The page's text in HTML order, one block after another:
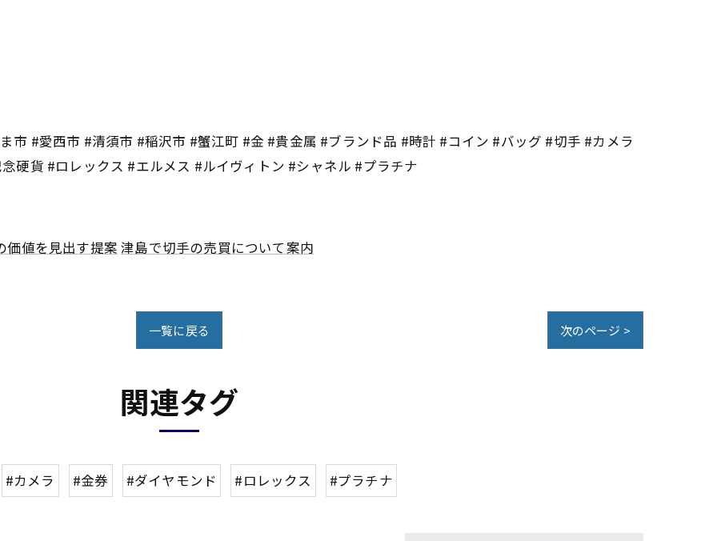
市 #愛西市 #清須市 #稲沢市 #蟹江町 #金 #貴金属 #ブランド品 #時計 #コイン #バッグ #切手 #カメラ
硬貨 #ロレックス #エルメス #ルイヴィトン #シャネル #プラチナ
価値を見出す提案 津島で切手の売買について案内
一覧に戻る 次のページ >
関連タグ
#カメラ #金券 #ダイヤモンド #ロレックス #プラチナ